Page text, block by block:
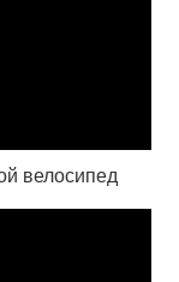
велосипед